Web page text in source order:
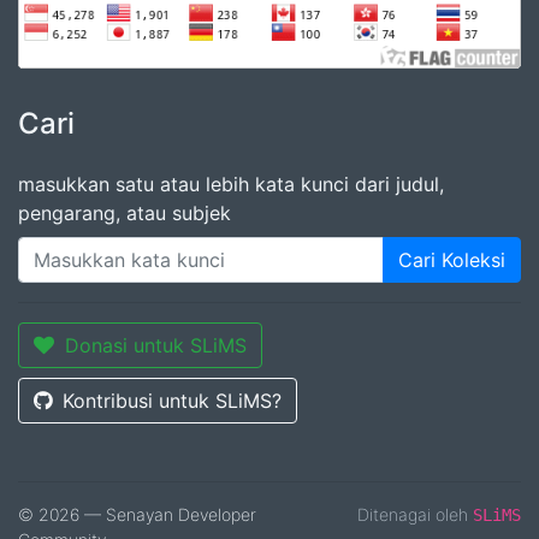
Cari
masukkan satu atau lebih kata kunci dari judul,
pengarang, atau subjek
Cari Koleksi
Donasi untuk SLiMS
Kontribusi untuk SLiMS?
© 2026 — Senayan Developer
Ditenagai oleh SLiMS